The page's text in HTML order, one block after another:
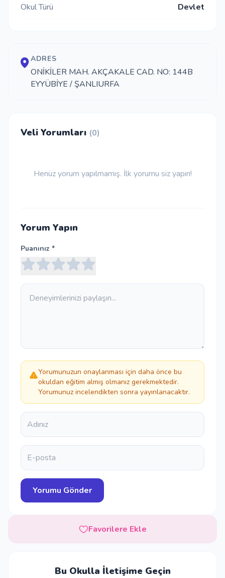
Okul Ekle
Okul Türü Devlet
ADRES
ONİKİLER MAH. AKÇAKALE CAD. NO: 144B
EYYÜBİYE / ŞANLIURFA
Veli Yorumları (0)
Henüz yorum yapılmamış. İlk yorumu siz yapın!
Yorum Yapın
Puanınız *
Yorumunuzun onaylanması için daha önce bu
okuldan eğitim almış olmanız gerekmektedir.
Yorumunuz incelendikten sonra yayınlanacaktır.
Favorilere Ekle
Bu Okulla İletişime Geçin